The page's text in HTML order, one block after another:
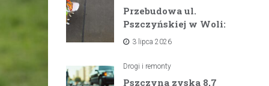
Przebudowa ul.
Pszczyńskiej w Woli:
Wielka inwestycja
horyzoncie
3 lipca 2026
Drogi i remonty
Pszczyna zyska 8,7